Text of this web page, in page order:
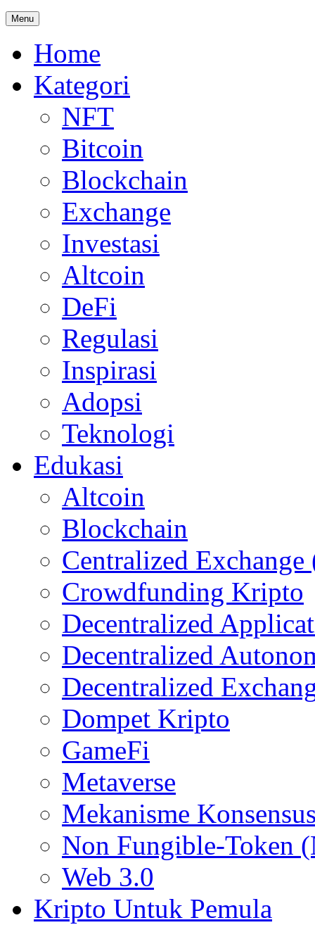
Menu
Home
Kategori
NFT
Bitcoin
Blockchain
Exchange
Investasi
Altcoin
DeFi
Regulasi
Inspirasi
Adopsi
Teknologi
Edukasi
Altcoin
Blockchain
Centralized
Crowdfunding Kripto
Decentralized
Decentralized
Decentralized
Dompet Kripto
GameFi
Metaverse
Mekanisme
Non Fungible-Token
Web 3.0
Kripto Untuk Pemula